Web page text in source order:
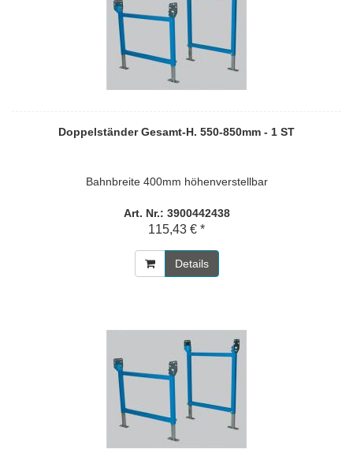
Doppelständer Gesamt-H. 550-850mm - 1 ST
Bahnbreite 400mm höhenverstellbar
Art. Nr.: 3900442438
115,43 € *
Details